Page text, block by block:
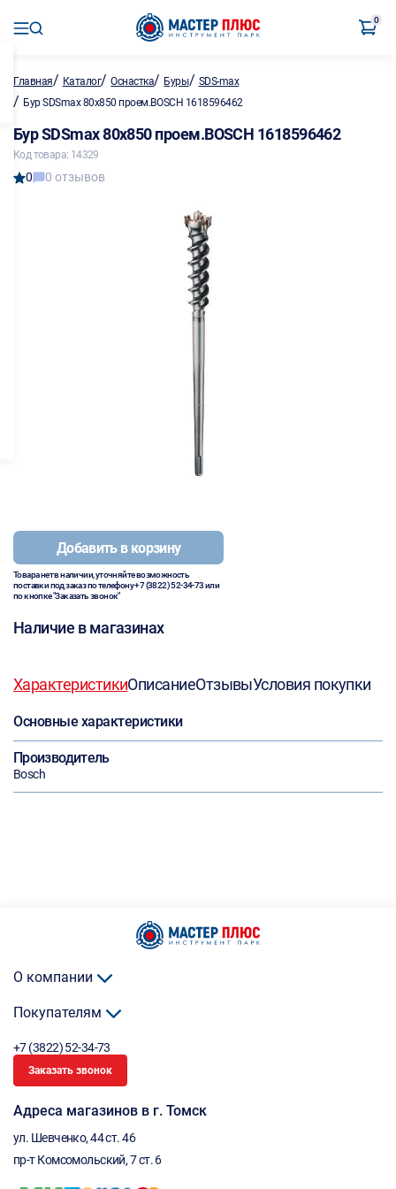
0
Главная/ Каталог/Оснастка/ Буры/ SDS-max
/ Бур SDSmax 80х850 проем.BOSCH 1618596462
Бур SDSmax 80х850 проем.BOSCH 1618596462
Код товара: 14329
0 0 отзывов
Добавить в корзину
Товара нет в наличии, уточняйте возможность
поставки под заказ по телефону+7 (3822) 52-34-73или
по кнопке "Заказать звонок"
Наличие в магазинах
ХарактеристикиОписаниеОтзывыУсловия покупки
Основные характеристики
Производитель
Bosch
О компании
Покупателям
+7 (3822) 52-34-73
Заказать звонок
Адреса магазинов в г. Томск
ул. Шевченко, 44 ст. 46
пр-т Комсомольский, 7 ст. 6